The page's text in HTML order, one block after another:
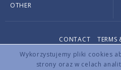
Wykorzystujemy pliki cookies
strony oraz w celach
OTHER
CONTACT
Copyright © 2026 by